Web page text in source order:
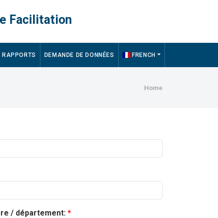
Facilitation
RAPPORTS DEMANDE DE DONNÉES FRENCH
Home
/ département: